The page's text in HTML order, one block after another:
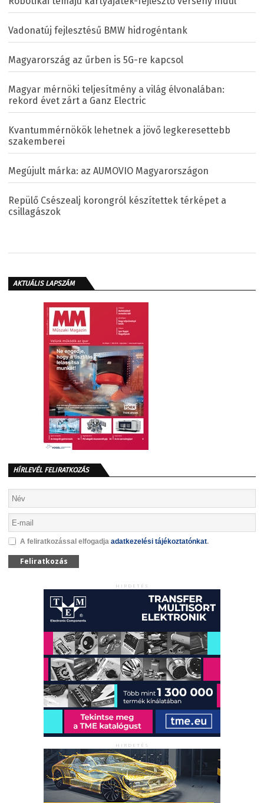
Vadonatúj fejlesztésű BMW hidrogéntank
Magyarország az űrben is 5G-re kapcsol
Magyar mérnöki teljesítmény a világ élvonalában:
rekord évet zárt a Ganz Electric
Kvantummérnökök lehetnek a jövő legkeresettebb
szakemberei
Megújult márka: az AUMOVIO Magyarországon
Repülő Csészealj korongról készítettek térképet a
csillagászok
AKTUÁLIS LAPSZÁM
HÍRLEVÉL FELIRATKOZÁS
A feliratkozással elfogadja adatkezelési tájékoztatónkat.
Feliratkozás
HIRDETÉS
HIRDETÉS